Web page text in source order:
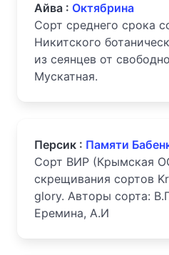
Айва : Октябрина
Сорт среднего срока
Никитского
из сеянцев от
Мускатная.
Персик : Памяти
Сорт ВИР (Крымская
скрещивания сортов
glory. Авторы сорта:
Еремина, А.И